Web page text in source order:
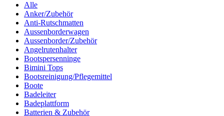
Alle
Anker/Zubehör
Anti-Rutschmatten
Aussenborderwagen
Aussenborder/Zubehör
Angelrutenhalter
Bootspersenninge
Bimini Tops
Bootsreinigung/Pflegemittel
Boote
Badeleiter
Badeplattform
Batterien & Zubehör